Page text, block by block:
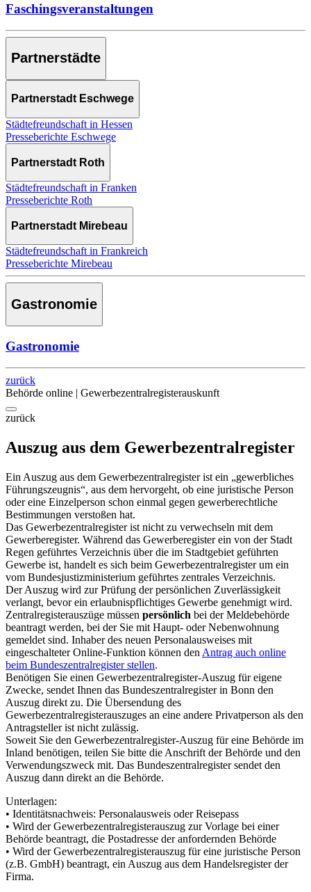
Faschingsveranstaltungen
Partnerstädte
Partnerstadt Eschwege
Städtefreundschaft in Hessen
Presseberichte Eschwege
Partnerstadt Roth
Städtefreundschaft in Franken
Presseberichte Roth
Partnerstadt Mirebeau
Städtefreundschaft in Frankreich
Presseberichte Mirebeau
Gastronomie
Gastronomie
zurück
Behörde online | Gewerbezentralregisterauskunft
zurück
Auszug aus dem Gewerbezentralregister
Ein Auszug aus dem Gewerbezentralregister ist ein „gewerbliches
Führungszeugnis“, aus dem hervorgeht, ob eine juristische Person
oder eine Einzelperson schon einmal gegen gewerberechtliche
Bestimmungen verstoßen hat.
Das Gewerbezentralregister ist nicht zu verwechseln mit dem
Gewerberegister. Während das Gewerberegister ein von der Stadt
Regen geführtes Verzeichnis über die im Stadtgebiet geführten
Gewerbe ist, handelt es sich beim Gewerbezentralregister um ein
vom Bundesjustizministerium geführtes zentrales Verzeichnis.
Der Auszug wird zur Prüfung der persönlichen Zuverlässigkeit
verlangt, bevor ein erlaubnispflichtiges Gewerbe genehmigt wird.
Zentralregisterauszüge müssen persönlich bei der Meldebehörde
beantragt werden, bei der Sie mit Haupt- oder Nebenwohnung
gemeldet sind. Inhaber des neuen Personalausweises mit
eingeschalteter Online-Funktion können den Antrag auch online
beim Bundeszentralregister stellen.
Benötigen Sie einen Gewerbezentralregister-Auszug für eigene
Zwecke, sendet Ihnen das Bundeszentralregister in Bonn den
Auszug direkt zu. Die Übersendung des
Gewerbezentralregisterauszuges an eine andere Privatperson als den
Antragsteller ist nicht zulässig.
Soweit Sie den Gewerbezentralregister-Auszug für eine Behörde im
Inland benötigen, teilen Sie bitte die Anschrift der Behörde und den
Verwendungszweck mit. Das Bundeszentralregister sendet den
Auszug dann direkt an die Behörde.
Unterlagen:
• Identitätsnachweis: Personalausweis oder Reisepass
• Wird der Gewerbezentralregisterauszug zur Vorlage bei einer
Behörde beantragt, die Postadresse der anfordernden Behörde
• Wird der Gewerbezentralregisterauszug für eine juristische Person
(z.B. GmbH) beantragt, ein Auszug aus dem Handelsregister der
Firma.